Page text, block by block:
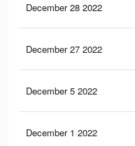
December 28 2022
December 27 2022
December 5 2022
December 1 2022